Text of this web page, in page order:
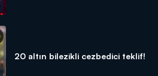
20 altın bilezikli cezbedici teklif!